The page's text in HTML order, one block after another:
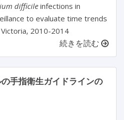
difficile infections in
to evaluate time trends
2010-2014
続きを読む
手指衛生ガイドラインの